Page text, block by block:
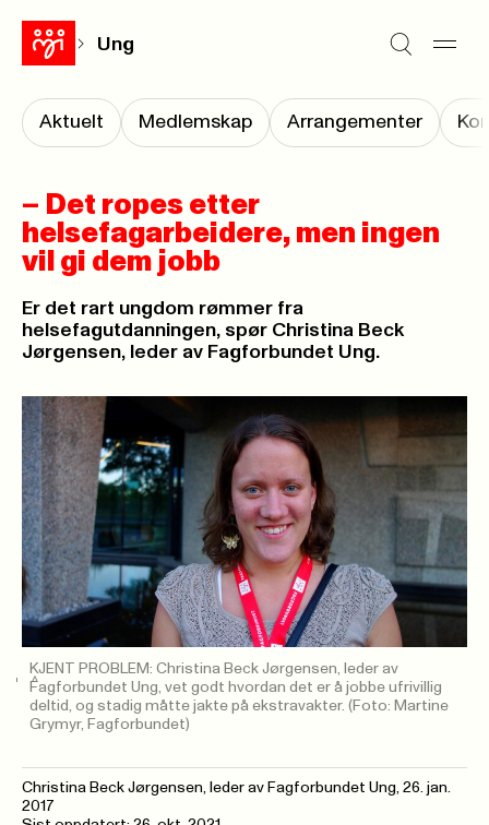
Ung
Aktuelt Medlemskap Arrangementer
– Det ropes etter
helsefagarbeidere, men ingen
vil gi dem jobb
Er det rart ungdom rømmer fra
helsefagutdanningen, spør Christina Beck
Jørgensen, leder av Fagforbundet Ung.
KJENT PROBLEM: Christina Beck Jørgensen, leder av
Fagforbundet Ung, vet godt hvordan det er å jobbe ufrivillig
deltid, og stadig måtte jakte på ekstravakter. (Foto: Martine
Grymyr, Fagforbundet)
Christina Beck Jørgensen, leder av Fagforbundet Ung 26. jan.
2017